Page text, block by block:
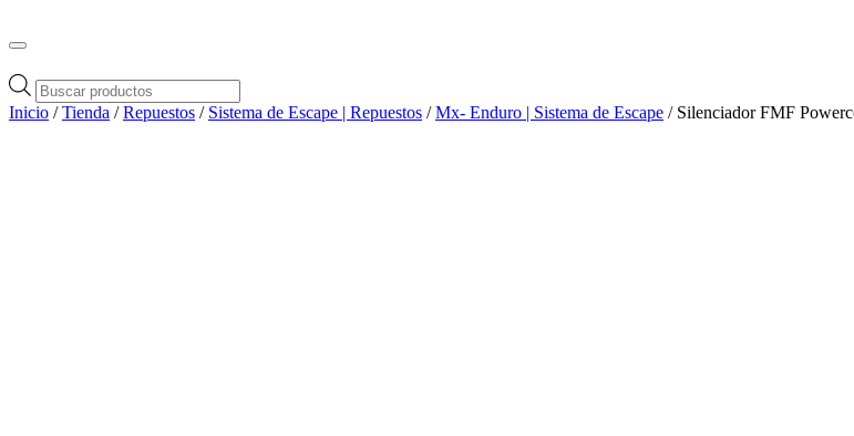
Búsqueda
de
productos
Inicio /Tienda /Repuestos / Sistema de Escape | Repuestos /Mx- Enduro | Sistema de Escape / Silenciador FMF